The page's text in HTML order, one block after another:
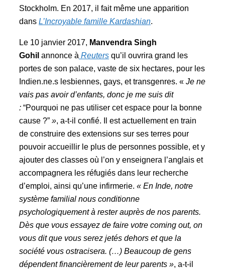
Stockholm. En 2017, il fait même une apparition
dans L’Incroyable famille Kardashian.
Le 10 janvier 2017, Manvendra Singh
Gohil annonce à Reuters qu’il ouvrira grand les
portes de son palace, vaste de six hectares, pour les
Indien.ne.s lesbiennes, gays, et transgenres. « Je ne
vais pas avoir d’enfants, donc je me suis dit
: “Pourquoi ne pas utiliser cet espace pour la bonne
cause ?” », a-t-il confié. Il est actuellement en train
de construire des extensions sur ses terres pour
pouvoir accueillir le plus de personnes possible, et y
ajouter des classes où l’on y enseignera l’anglais et
accompagnera les réfugiés dans leur recherche
d’emploi, ainsi qu’une infirmerie. « En Inde, notre
système familial nous conditionne
psychologiquement à rester auprès de nos parents.
Dès que vous essayez de faire votre coming out, on
vous dit que vous serez jetés dehors et que la
société vous ostracisera. (…) Beaucoup de gens
dépendent financièrement de leur parents », a-t-il